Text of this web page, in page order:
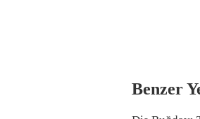
Benzer